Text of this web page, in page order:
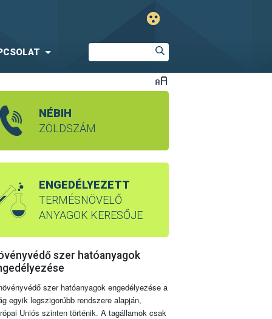
NÉBIH
ZÖLDSZÁM
ENGEDÉLYEZETT
TERMÉSNÖVELŐ
ANYAGOK KERESŐJE
szer hatóanyagok
szer hatóanyagok engedélyezése a
egyik legszigorúbb rendszere alapján,
Uniós szinten történik. A tagállamok csak